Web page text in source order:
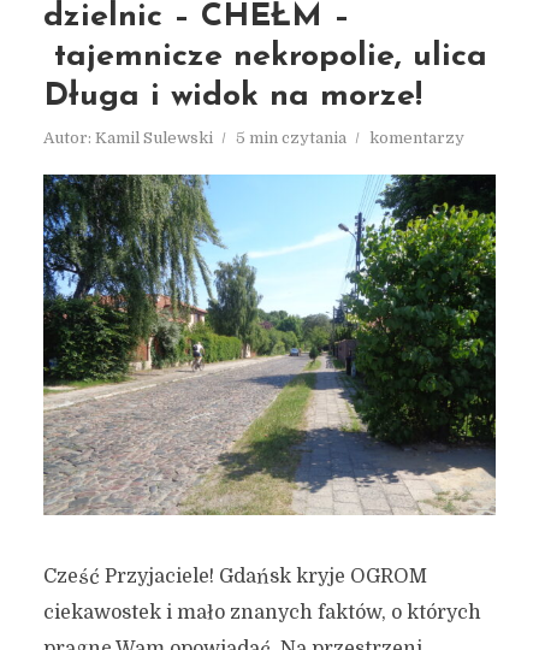
dzielnic – CHEŁM –
tajemnicze nekropolie, ulica
Długa i widok na morze!
Autor: Kamil Sulewski 5 min czytania komentarzy
Cześć Przyjaciele! Gdańsk kryje OGROM
ciekawostek i mało znanych faktów, o których